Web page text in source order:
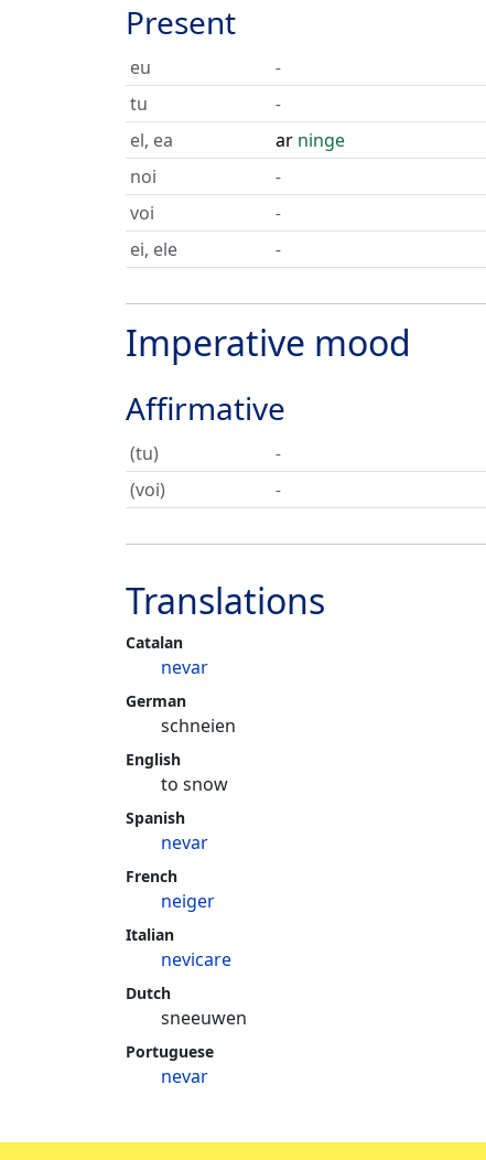
Present
eu
-
tu
-
el, ea
ar ninge
noi
-
voi
-
ei, ele
-
Imperative mood
Affirmative
(tu)
-
(voi)
-
Translations
Catalan
nevar
German
schneien
English
to snow
Spanish
nevar
French
neiger
Italian
nevicare
Dutch
sneeuwen
Portuguese
nevar